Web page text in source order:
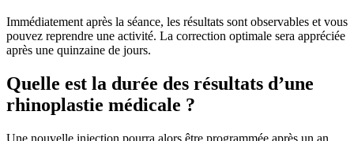
Immédiatement après la séance, les résultats sont observables et vous
pouvez reprendre une activité. La correction optimale sera appréciée
après une quinzaine de jours.
Quelle est la durée des résultats d’une
rhinoplastie médicale ?
Une nouvelle injection pourra alors être programmée après un an